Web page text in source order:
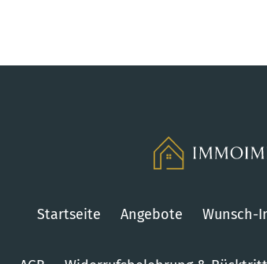
Startseite Angebote Wunsch-